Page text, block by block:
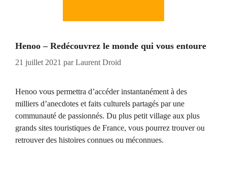
Henoo – Redécouvrez le monde qui vous entoure
21 juillet 2021 parLaurent Droid
Henoo vous permettra d’accéder instantanément à des
milliers d’anecdotes et faits culturels partagés par une
communauté de passionnés. Du plus petit village aux plus
grands sites touristiques de France, vous pourrez trouver ou
retrouver des histoires connues ou méconnues.